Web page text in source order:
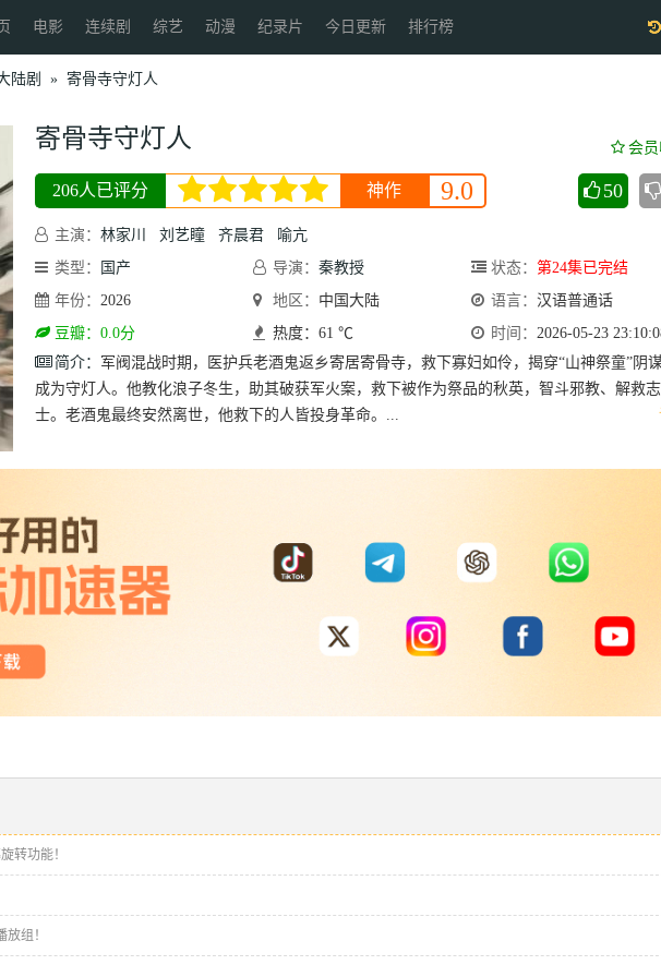
电影 连续剧 综艺 动漫 纪录片 今日更新 排行榜
陆剧 » 寄骨寺守灯人
寄骨寺守灯人 会
206人已评分 神作 9.0 50
主演： 林家川 刘艺瞳 齐晨君
喻亢
类型：
国产 导演： 秦教授 状态： 第24集已完结
年份： 2026 地区： 中国大陆 语言： 汉语普通话
豆瓣：0.0分
热度：61 ℃ 时间： 2026-05-23
简介： 军阀混战时期，医护兵老酒鬼返乡寄居寄骨寺，救下寡妇如伶，揭穿“山神祭童”阴
成为守灯人。他教化浪子冬生，助其破获军火案，救下被作为祭品的秋英，智斗邪教、解救志
士。老酒鬼最终安然离世，他救下的人皆投身革命。...
转功能！
组！